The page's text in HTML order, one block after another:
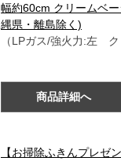
幅約60cm クリームベ
縄県・離島除く)
（LPガス/強火力:左 ク
商品詳細へ
【お掃除ふきんプレゼ